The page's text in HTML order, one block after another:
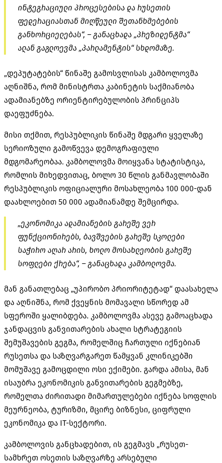
ინტეგრაციული პროცესებისა და რუსეთის
ფედერაციასთან მიღწეული შეთანხმებების
განხორციელებას“, – განაცხადა „პრეზიდენტმა“
ალან გაგლოევმა „პარლამენტის“ სხდომაზე.
„დეპუტატების“ წინაშე გამოსვლისას კამბოლოვმა
აღნიშნა, რომ მინისტრთა კაბინეტის საქმიანობა
ადამიანებზე ორიენტირებულობის პრინციპს
დაეფუძნება.
მისი თქმით, რესპუბლიკის წინაშე მდგარი ყველაზე
სერიოზული გამოწვევა დემოგრაფიული
მდგომარეობაა. კამბოლოვმა მოიყვანა სტატისტიკა,
რომლის მიხედვითაც, ბოლო 30 წლის განმავლობაში
რესპუბლიკის ოფიციალური მოსახლეობა 100 000-დან
დაახლოებით 50 000 ადამიანამდე შემცირდა.
„ეკონომიკა ადამიანების გარეშე ვერ
ფუნქციონირებს, ბავშვების გარეშე სკოლები
საჭირო აღარ არის, ხოლო მოსახლეობის გარეშე
სოფლები ქრება“, – განაცხადა კამბოლოვმა.
მან განათლებაც „უპირობო პრიორიტეტად“ დაასახელა
და აღნიშნა, რომ ქვეყნის მომავალი სწორედ ამ
სფეროში ყალიბდება. კამბოლოვმა ასევე გამოაცხადა
ჯანდაცვის განვითარების ახალი სტრატეგიის
შემუშავების გეგმა, რომელშიც ჩართული იქნებიან
რუსეთსა და საზღვარგარეთ წამყვან კლინიკებში
მომუშავე გამოცდილი ოსი ექიმები. გარდა ამისა, მან
ისაუბრა ეკონომიკის განვითარების გეგმებზე,
რომელთა ძირითადი მიმართულებები იქნება სოფლის
მეურნეობა, ტურიზმი, მცირე ბიზნესი, ციფრული
ეკონომიკა და IT-სექტორი.
კამბოლოვის განცხადებით, ის გეგმავს „რუსეთ-
სამხრეთ ოსეთის საზღვარზე არსებული